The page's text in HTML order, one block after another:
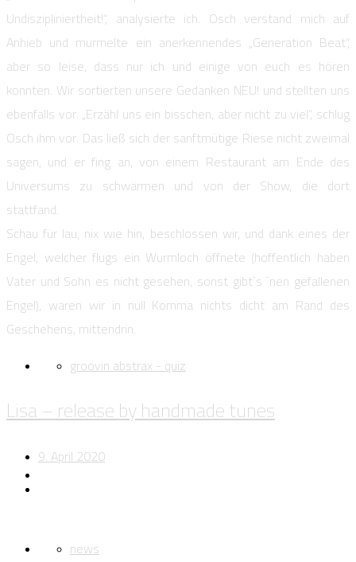
Undiszipliniertheit!“, analysierte ich. Osch verstand mich auf
Anhieb und murmelte ein anerkennendes „Generation Beat“,
aber so leise, dass nur ich und einige von euch es hören
konnten. Wir sortierten unsere Gedanken NEU! und stellten uns
ebenfalls vor. „Erzähl uns ein bisschen, aber nicht zu viel“, schlug
Osch ihm vor. Das ließ sich der sanftmütige Riese nicht zweimal
sagen, und er fing an, von einem Restaurant am Ende des
Universums zu schwärmen und von der Show, die dort
stattfand.
Schau für lau, nix wie hin, beschlossen wir, und dank eines der
Engel, welcher flugs ein Wurmloch öffnete (hoffentlich haben
Vater und Sohn es nicht gesehen, sonst gibt`s `nen gefallenen
Engel), waren wir in null Komma nichts dicht am Rand des
Geschehens, mittendrin.
groovin abstrax - quiz
Lisa – release by handmade tunes
9. April 2020
news